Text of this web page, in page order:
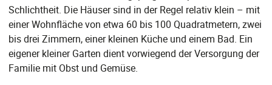
Schlichtheit. Die Häuser sind in der Regel relativ klein – mit
einer Wohnfläche von etwa 60 bis 100 Quadratmetern, zwei
bis drei Zimmern, einer kleinen Küche und einem Bad. Ein
eigener kleiner Garten dient vorwiegend der Versorgung der
Familie mit Obst und Gemüse.